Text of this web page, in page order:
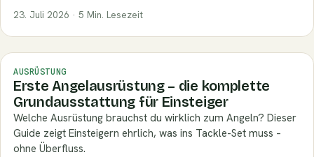
23. Juli 2026 · 5 Min. Lesezeit
AUSRÜSTUNG
Erste Angelausrüstung – die komplette
Grundausstattung für Einsteiger
Welche Ausrüstung brauchst du wirklich zum Angeln? Dieser
Guide zeigt Einsteigern ehrlich, was ins Tackle-Set muss –
ohne Überfluss.